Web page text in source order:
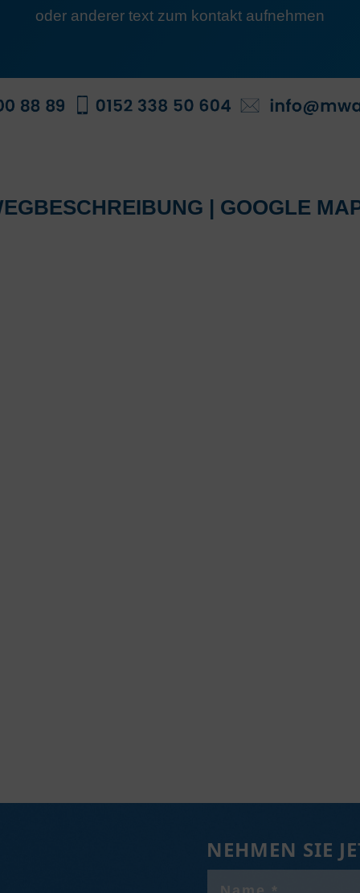
oder anderer text zum kontakt aufnehmen
| GOOGLE
NEHMEN SIE